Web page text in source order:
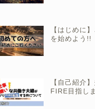
【はじめに
を始めよう!!
【自己紹介
FIRE目指し